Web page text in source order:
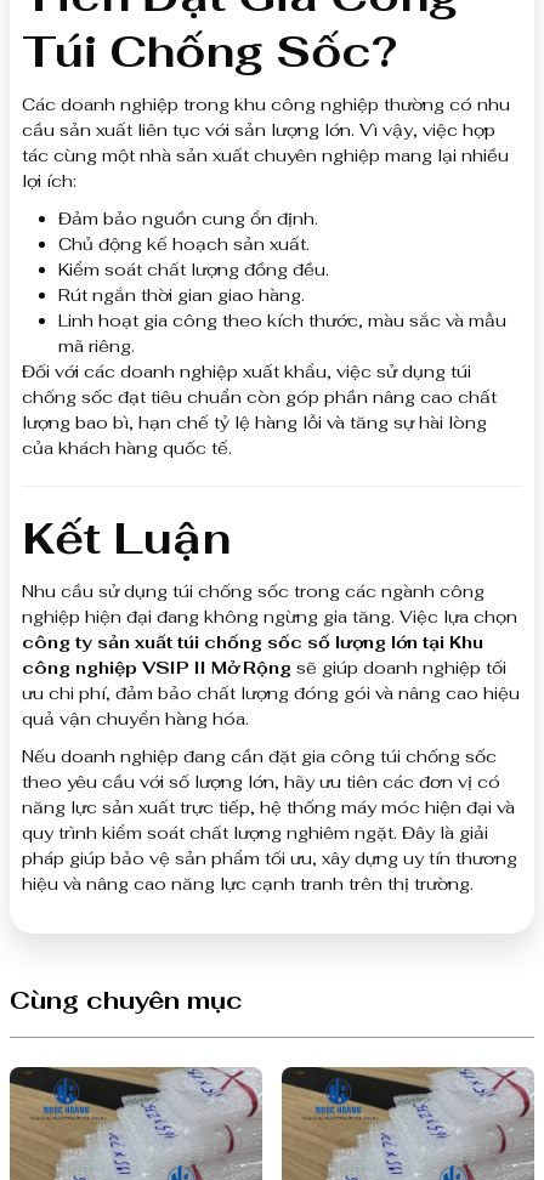
Túi Chống Sốc?
Các doanh nghiệp trong khu công nghiệp thường có nhu
cầu sản xuất liên tục với sản lượng lớn. Vì vậy, việc hợp
tác cùng một nhà sản xuất chuyên nghiệp mang lại nhiều
lợi ích:
Đảm bảo nguồn cung ổn định.
Chủ động kế hoạch sản xuất.
Kiểm soát chất lượng đồng đều.
Rút ngắn thời gian giao hàng.
Linh hoạt gia công theo kích thước, màu sắc và mẫu
mã riêng.
Đối với các doanh nghiệp xuất khẩu, việc sử dụng túi
chống sốc đạt tiêu chuẩn còn góp phần nâng cao chất
lượng bao bì, hạn chế tỷ lệ hàng lỗi và tăng sự hài lòng
của khách hàng quốc tế.
Kết Luận
Nhu cầu sử dụng túi chống sốc trong các ngành công
nghiệp hiện đại đang không ngừng gia tăng. Việc lựa chọn
công ty sản xuất túi chống sốc số lượng lớn tại Khu
công nghiệp VSIP II Mở Rộng sẽ giúp doanh nghiệp tối
ưu chi phí, đảm bảo chất lượng đóng gói và nâng cao hiệu
quả vận chuyển hàng hóa.
Nếu doanh nghiệp đang cần đặt gia công túi chống sốc
theo yêu cầu với số lượng lớn, hãy ưu tiên các đơn vị có
năng lực sản xuất trực tiếp, hệ thống máy móc hiện đại và
quy trình kiểm soát chất lượng nghiêm ngặt. Đây là giải
pháp giúp bảo vệ sản phẩm tối ưu, xây dựng uy tín thương
hiệu và nâng cao năng lực cạnh tranh trên thị trường.
Cùng chuyên mục